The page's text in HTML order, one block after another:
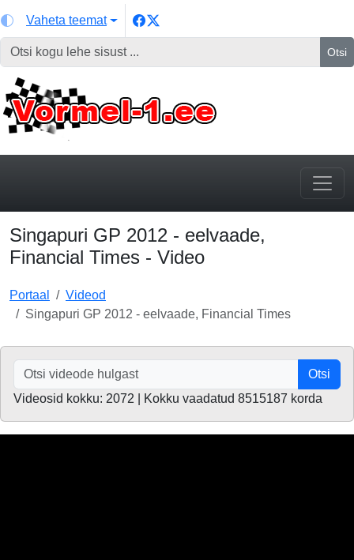
Vaheta teemat
Otsi
Singapuri GP 2012 - eelvaade,
Financial Times - Video
Portaal
Videod
Singapuri GP 2012 - eelvaade, Financial Times
Otsi
Videosid kokku: 2072 | Kokku vaadatud 8515187 korda